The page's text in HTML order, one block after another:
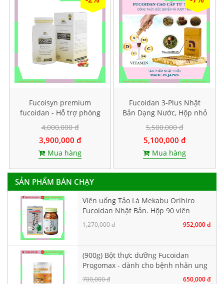
Fucoisyn premium
fucoidan - Hỗ trợ phòng
và điều trị ung thư, Hộp
60 viên
4,000,000 đ
3,900,000 đ
Mua hàng
Fucoidan 3-Plus Nhật
Bản Dạng Nước, Hộp nhỏ
10 gói
5,500,000 đ
5,100,000 đ
Mua hàng
SẢN PHẨM BÁN CHẠY
Viên uống Tảo Lá Mekabu Orihiro
Fucoidan Nhật Bản. Hộp 90 viên
1,270,000 đ 952,000 đ
(900g) Bột thực dưỡng Fucoidan
Progomax - dành cho bệnh nhân ung
thư
700,000 đ 650,000 đ